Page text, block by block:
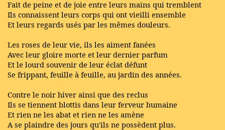
Fait de peine et de joie entre leurs mains qui tremblent
Ils connaissent leurs corps qui ont vieilli ensemble
Et leurs regards usés par les mêmes douleurs.
Les roses de leur vie, ils les aiment fanées
Avec leur gloire morte et leur dernier parfum
Et le lourd souvenir de leur éclat défunt
Se frippant, feuille à feuille, au jardin des années.
Contre le noir hiver ainsi que des reclus
Ils se tiennent blottis dans leur ferveur humaine
Et rien ne les abat et rien ne les amène
A se plaindre des jours qu'ils ne possèdent plus.